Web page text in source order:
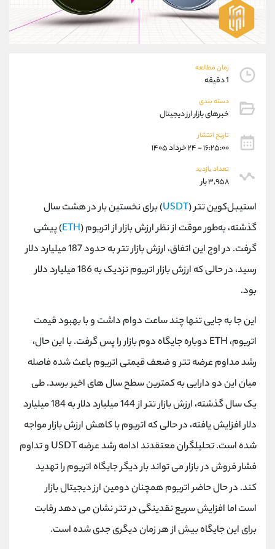
زمان مطالعه
1 دقیقه
دسته بندی
خبرهای بازار ارز دیجیتال
تاریخ انتشار
۱۶:۲۵:۰۰ - ۲۴ خرداد ۱۴۰۵
تعداد بازدید
۳,۹۵۸ بار
استیبل‌کوین تتر (USDT) برای نخستین بار در هشت سال
گذشته، به‌طور موقت از نظر ارزش بازار از اتریوم (ETH) پیشی
گرفت. در اوج این اتفاق، ارزش بازار تتر به حدود 187 میلیارد دلار
رسید، در حالی که ارزش بازار اتریوم نزدیک به 186 میلیارد دلار
بود.
این جا به‌ جایی تنها چند ساعت دوام داشت و با بهبود قیمت
اتریوم، ETH دوباره جایگاه دوم بازار را پس گرفت. با این حال،
رشد مداوم عرضه تتر و ضعف قیمتی اتریوم باعث شده فاصله
میان این دو دارایی به کمترین سطح سال های اخیر برسد. طی
یک سال گذشته، ارزش بازار تتر از 144 میلیارد دلار به 184 میلیارد
دلار افزایش یافته، در حالی که اتریوم با کاهش ارزش بازار مواجه
شده است. تحلیلگران معتقدند ادامه رشد عرضه USDT و تداوم
فشار فروش در بازار می تواند بار دیگر جایگاه اتریوم را تهدید
کند. در حال حاضر اتریوم همچنان دومین ارز دیجیتال بازار
است اما افزایش سریع نقدینگی در تتر نشان می دهد رقابت
برای این جایگاه بیش از هر زمان دیگری جدی شده است.
09194198792
واتساپ شروع گفتگو
تلگرام @Armteam_admin_33
پشتیبان فروش
موبایل
واتساپ
تلگرام
داخلی
اطلاعات تماس
تلفن 021-22021030
بدون پیش شماره 90001030
اینستاگرام @alireza.mehrabii
@alirezamehrabi_com